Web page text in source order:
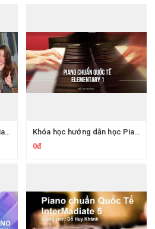
Khóa học hướng dẫn học piano nền tảng cho người mới bắt đầu
Khóa học hướng dẫn học Piano chuẩn Quốc tế Elementary 1
0đ